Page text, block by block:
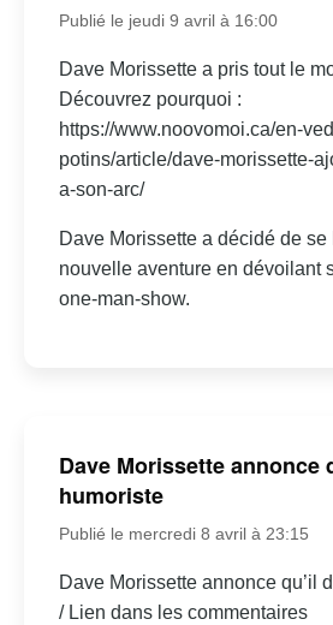
Publié le jeudi 9 avril à 16:00
Dave Morissette a pris tout le
Découvrez pourquoi :
https://www.noovomoi.ca/en-
potins/article/dave-morissette-
a-son-arc/
Dave Morissette a décidé de
nouvelle aventure en dévoilant
one-man-show.
Dave Morissette annonce
humoriste
Publié le mercredi 8 avril à 23:15
Dave Morissette annonce qu’il
/ Lien dans les commentaires